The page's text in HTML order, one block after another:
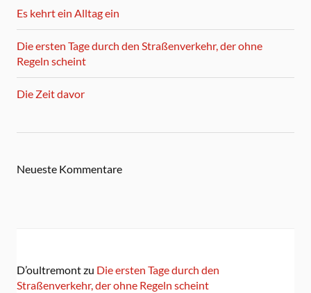
Es kehrt ein Alltag ein
Die ersten Tage durch den Straßenverkehr, der ohne
Regeln scheint
Die Zeit davor
Neueste Kommentare
D’oultremontzu Die ersten Tage durch den
Straßenverkehr, der ohne Regeln scheint